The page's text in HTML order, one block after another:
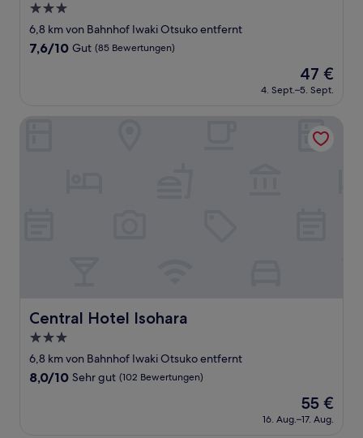
3.0-
Sterne-
Unterkunft
6,8 km von Bahnhof Iwaki Otsuko entfernt
7.6
Bewertungen)
7,6/10 Gut (85 Bewertungen)
Der
Preis
beträgt
47 €
4. Sept.–5. Sept.
Central Hotel Isohara
Central Hotel Isohara
3.0-
Sterne-
Unterkunft
6,8 km von Bahnhof Iwaki Otsuko entfernt
8.0
8,0/10 Sehr gut (102 Bewertungen)
Der
Preis
beträgt
55 €
16. Aug.–17. Aug.